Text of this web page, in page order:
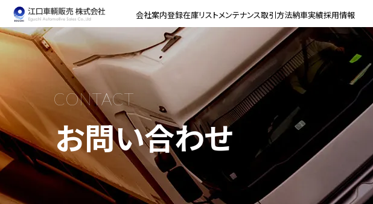
会社案内登録在庫リストメンテナンス取引方法納車実績採用情報
CONTACT
お問い合わせ